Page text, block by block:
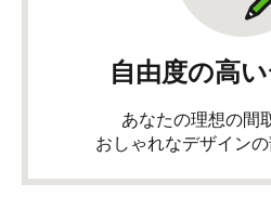
自由度の高
あなたの理想の間
おしゃれなデザイン